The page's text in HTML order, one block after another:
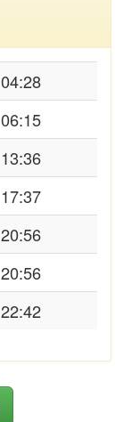
04:28
06:15
13:36
17:37
20:56
20:56
22:42